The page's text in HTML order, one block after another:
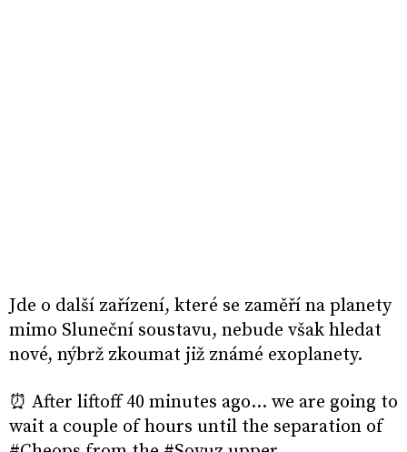
Jde o další zařízení, které se zaměří na planety
mimo Sluneční soustavu, nebude však hledat
nové, nýbrž zkoumat již známé exoplanety.
⏰ After liftoff 40 minutes ago... we are going to
wait a couple of hours until the separation of